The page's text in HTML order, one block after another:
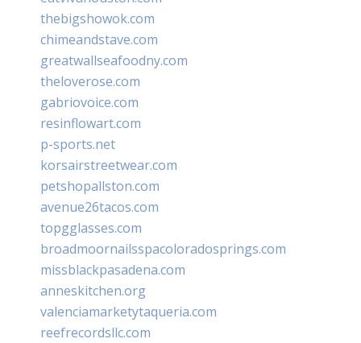
thebigshowok.com
chimeandstave.com
greatwallseafoodny.com
theloverose.com
gabriovoice.com
resinflowart.com
p-sports.net
korsairstreetwear.com
petshopallston.com
avenue26tacos.com
topgglasses.com
broadmoornailsspacoloradosprings.com
missblackpasadena.com
anneskitchen.org
valenciamarketytaqueria.com
reefrecordsllc.com